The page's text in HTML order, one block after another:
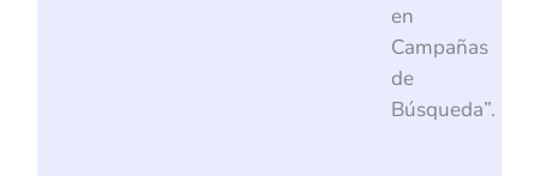
en
Campañas
de
Búsqueda”.